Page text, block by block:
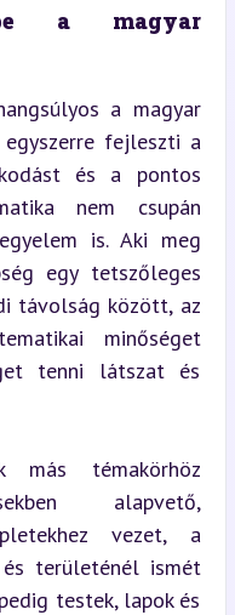
a magyar
a magyar
fejleszti a
és a pontos
nem csupán
is. Aki meg
egy tetszőleges
távolság között, az
minőséget
tenni látszat és
témakörhöz
alapvető,
vezet, a
és területénél ismét
testek, lapok és